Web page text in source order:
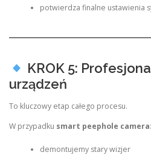
potwierdza finalne ustawienia
KROK 5:
urządzeń
To kluczowy etap całego procesu.
W przypadku smart peephole camera:
demontujemy stary wizjer